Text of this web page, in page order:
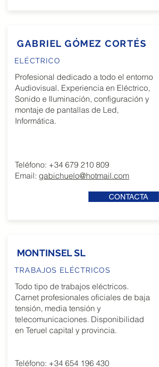
GABRIEL GÓMEZ CORTÉS
ELÉCTRICO
Profesional dedicado a todo el entorno
Audiovisual. Experiencia en Eléctrico,
Sonido e Iluminación, configuración y
montaje de pantallas de Led,
Informática.
Teléfono: +34 679 210 809
Email: gabichuelo@hotmail.com
CONTACTA
MONTINSEL SL
TRABAJOS ELÉCTRICOS
Todo tipo de trabajos eléctricos.
Carnet profesionales oficiales de baja
tensión, media tensión y
telecomunicaciones. Disponibilidad
en Teruel capital y provincia.
Teléfono: +34 654 196 430